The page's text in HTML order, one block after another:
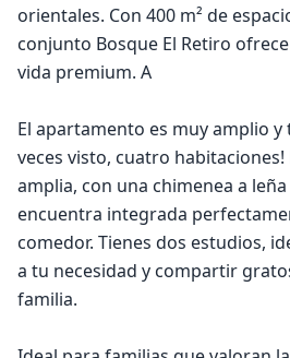
orientales. Con 400 m² de
conjunto Bosque El Retiro
vida premium. A
El apartamento es muy amplio
veces visto, cuatro habitaciones!
amplia, con una chimenea a
encuentra integrada
comedor. Tienes dos estudios,
a tu necesidad y compartir
familia.